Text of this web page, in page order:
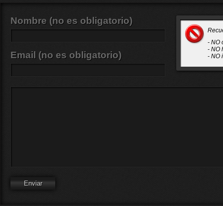
- NO
- NO
- NO
Nombre (no es obligatorio)
Email (no es obligatorio)